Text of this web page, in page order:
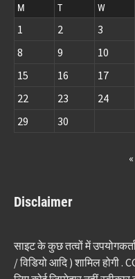
M T W
1 2 3
8
9 10
15
16 17
22
23 24
29
30
Disclaimer
साइट के कुछ तत्वों में
/ विडियो आदि ) शामिल होगी